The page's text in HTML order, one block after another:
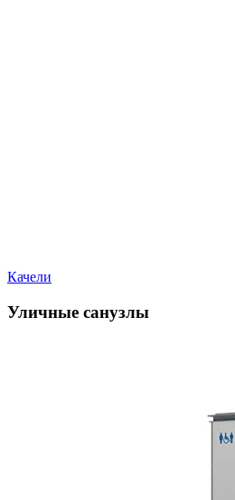
Качели
Уличные санузлы